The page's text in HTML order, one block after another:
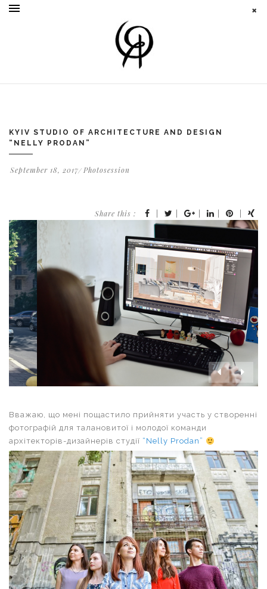
KYIV STUDIO OF ARCHITECTURE AND DESIGN
“NELLY PRODAN”
September 18, 2017 Photosession
Share this :
 
Вважаю, що мені пощастило прийняти участь у створенні
фотографій для талановитої і молодої команди
архітекторів-дизайнерів студії “Nelly Prodan”